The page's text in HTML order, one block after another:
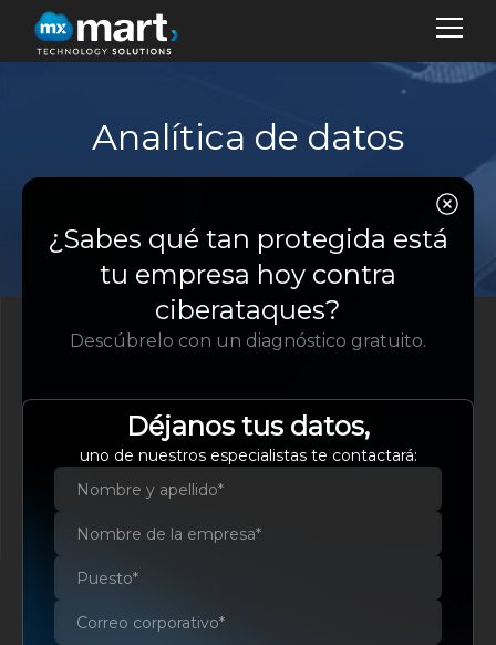
Analítica de datos
Generación de información a partir de los datos
Analizar todos sus datos (en tiempo real,
históricos, no estructurados, estructurados,
cualitativos) para identificar patrones y generar
conocimientos para informar y, en algunos casos,
automatizar decisiones, conectando la
inteligencia y la acción.
¿Sabes qué tan protegida está
tu empresa hoy contra
ciberataques?
Descúbrelo con un diagnóstico gratuito.
Déjanos tus datos,
uno de nuestros especialistas te contactará: